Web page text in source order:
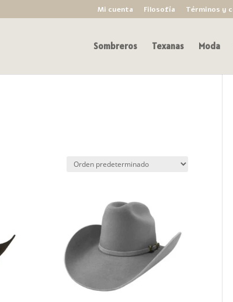
Mi cuenta Filosofía Términos y
Sombreros Texanas Moda